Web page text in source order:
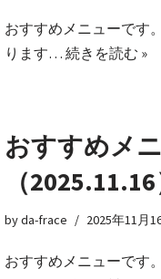
おすすめメニューです
ります… 続きを読む »
おすすめメ
（
byda-frace 2025年11月
おすすめメニューです